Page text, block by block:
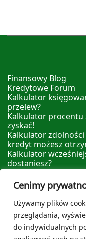
Cenimy
Używamy plików
przeglądania,
do indywidualnych
Finansowy Blog
Kredytowe Forum
Kalkulator
przelew?
Kalkulator procentu
zyskać!
Kalkulator
kredyt możesz
Kalkulator
dostaniesz?
zyskać nadpłacając!
Leksykon Finansowy
Polityka prywatności
O nas